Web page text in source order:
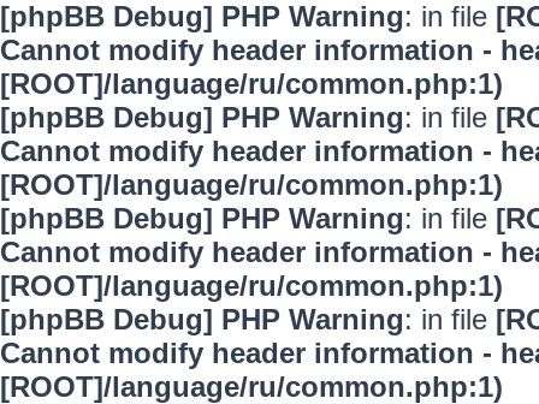
[phpBB Debug] PHP Warning: in file
Cannot modify header information -
[ROOT]/language/ru/common.php:1)
[phpBB Debug] PHP Warning: in file
Cannot modify header information -
[ROOT]/language/ru/common.php:1)
[phpBB Debug] PHP Warning: in file
Cannot modify header information -
[ROOT]/language/ru/common.php:1)
[phpBB Debug] PHP Warning: in file
Cannot modify header information -
[ROOT]/language/ru/common.php:1)